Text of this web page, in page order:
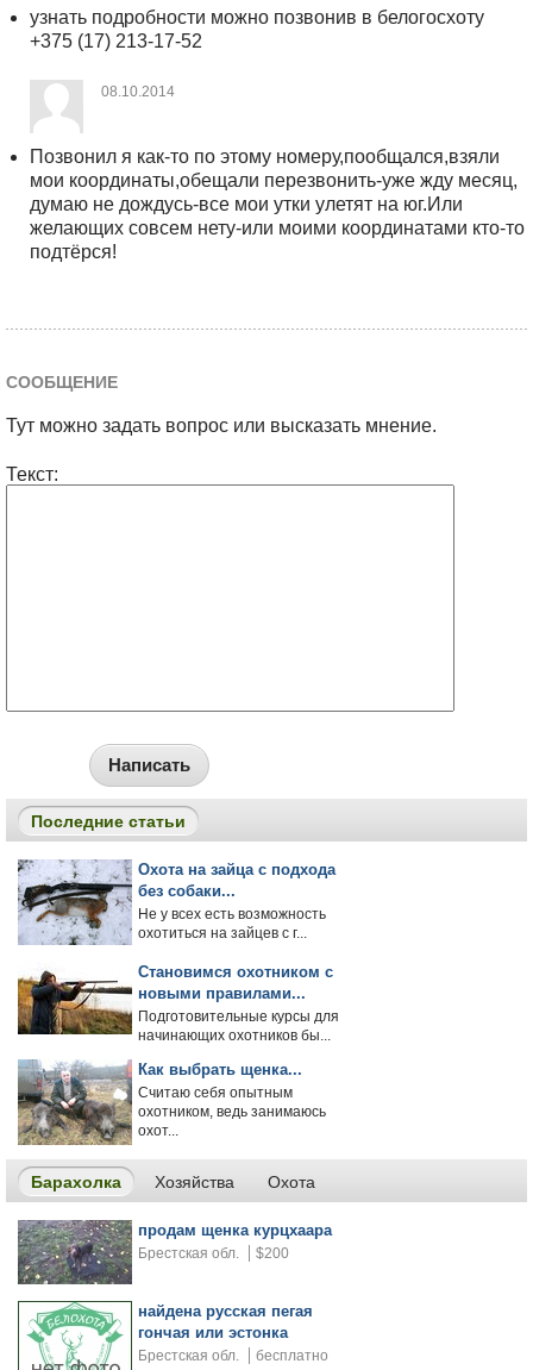
узнать подробности можно позвонив в белогосхоту
+375 (17) 213-17-52
08.10.2014
Позвонил я как-то по этому номеру,пообщался,взяли
мои координаты,обещали перезвонить-уже жду месяц,
думаю не дождусь-все мои утки улетят на юг.Или
желающих совсем нету-или моими координатами кто-то
подтёрся!
СООБЩЕНИЕ
Тут можно задать вопрос или высказать мнение.
Текст:
Написать
Последние статьи
Охота на зайца с подхода
без собаки...
Не у всех есть возможность
охотиться на зайцев с г...
Становимся охотником с
новыми правилами...
Подготовительные курсы для
начинающих охотников бы...
Как выбрать щенка...
Считаю себя опытным
охотником, ведь занимаюсь
охот...
Барахолка Хозяйства Охота
продам щенка курцхаара
Брестская обл. $200
найдена русская пегая
гончая или эстонка
Брестская обл. бесплатно